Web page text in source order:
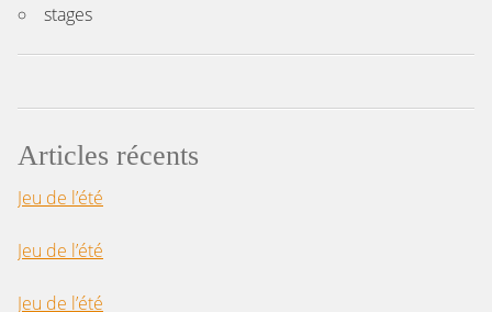
stages
Articles récents
Jeu de l’été
Jeu de l’été
Jeu de l’été